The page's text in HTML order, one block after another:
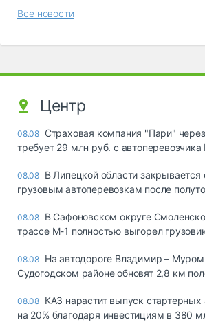
Все новости
Центр
08.08 Страховая компания "Пари"
требует 29 млн руб. с автоперевозчика
08.08 В Липецкой области
грузовым автоперевозкам после
08.08 В Сафоновском округе
трассе М-1 полностью выгорел
08.08 На автодороге Владимир –
Судогодском районе обновят 2,8 км
08.08 КАЗ нарастит выпуск стартерных
на 20% благодаря инвестициям в 380